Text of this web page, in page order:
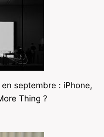
en septembre : iPhone,
Thing ?